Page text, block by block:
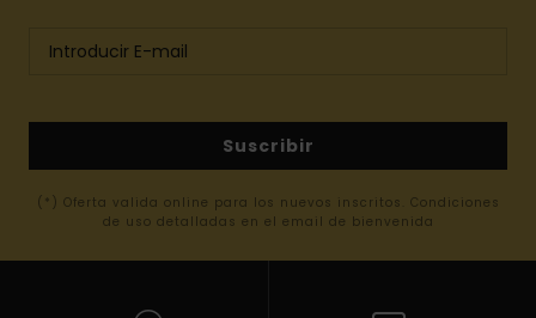
Suscribir
(*) Oferta valida online para los nuevos inscritos. Condiciones
de uso detalladas en el email de bienvenida